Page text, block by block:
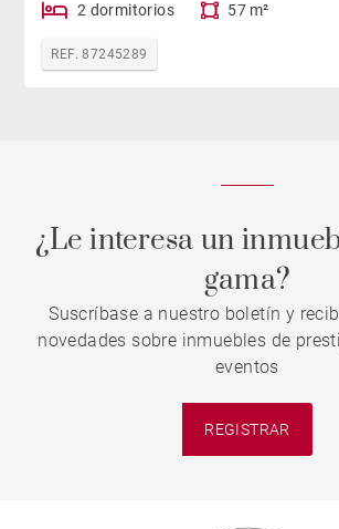
2 dormitorios 57 m²
REF. 87245289
¿Le interesa un
gama?
Suscríbase a nuestro boletín y
novedades sobre inmuebles de
eventos
REGISTRAR